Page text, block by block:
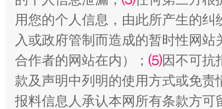
解纷+调解+退费，一次搞定
用您的个人信息，由此所产生的纠
入或政府管制而造成的暂时性网
合作者的网站在内）； ⑸因不可抗
款及声明中列明的使用方式或免责
报料信息人承认本网所有条款方